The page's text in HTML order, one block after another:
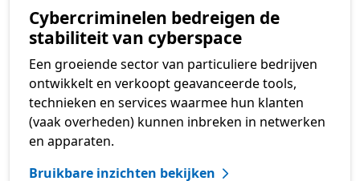
Cybercriminelen bedreigen de
stabiliteit van cyberspace
Een groeiende sector van particuliere bedrijven
ontwikkelt en verkoopt geavanceerde tools,
technieken en services waarmee hun klanten
(vaak overheden) kunnen inbreken in netwerken
en apparaten.
Bruikbare inzichten bekijken